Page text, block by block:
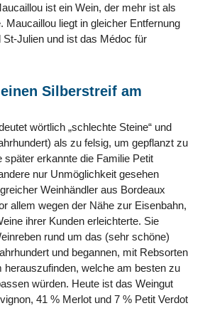
ist ein Wein, der mehr ist als
Maucaillou liegt in gleicher Entfernung
Julien und ist das Médoc für
Silberstreif am
wörtlich „schlechte Steine“ und
als zu felsig, um gepflanzt zu
später erkannte die Familie Petit
nur Unmöglichkeit gesehen
Weinhändler aus Bordeaux
allem wegen der Nähe zur Eisenbahn,
ihrer Kunden erleichterte. Sie
rund um das (sehr schöne)
und begannen, mit Rebsorten
herauszufinden, welche am besten zu
würden. Heute ist das Weingut
41 % Merlot und 7 % Petit Verdot